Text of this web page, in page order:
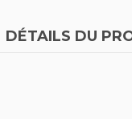
DÉTAILS DU